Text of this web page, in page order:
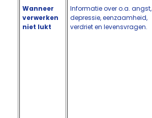
Wanneer
verwerken
niet lukt
Informatie over o.a. angst,
depressie, eenzaamheid,
verdriet en levensvragen.